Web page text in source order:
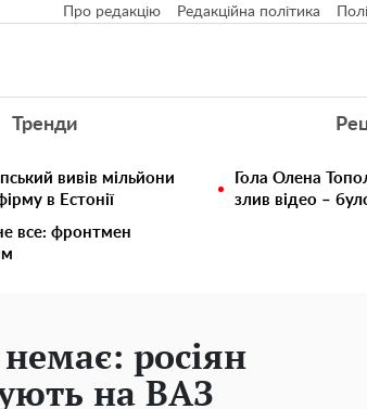
Про редакцію Редакційна політика
Тренди
вивів мільйони
в Естонії
Гола Олена
злив відео –
все: фронтмен
росіян
на ВАЗ